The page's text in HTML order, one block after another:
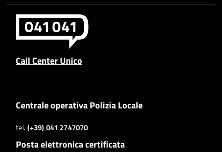
Call Center Unico
Centrale operativa Polizia Locale
tel.(+39) 041 2747070
Posta elettronica certificata